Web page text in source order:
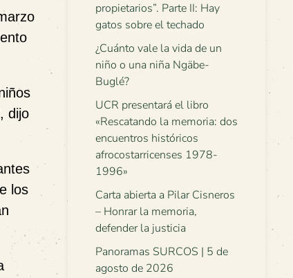
dijo
los
propietarios”. Parte II: Hay
gatos sobre el techado
¿Cuánto vale la vida de un
niño o una niña Ngäbe-
Buglé?
UCR presentará el libro
«Rescatando la memoria: dos
encuentros históricos
afrocostarricenses 1978-
1996»
Carta abierta a Pilar Cisneros
– Honrar la memoria,
defender la justicia
Panoramas SURCOS | 5 de
agosto de 2026